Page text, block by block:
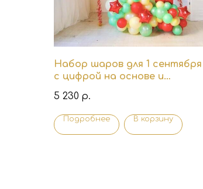
Набор шаров для 1 сентября
с цифрой на основе и
5 230 р.
Подробнее В корзину